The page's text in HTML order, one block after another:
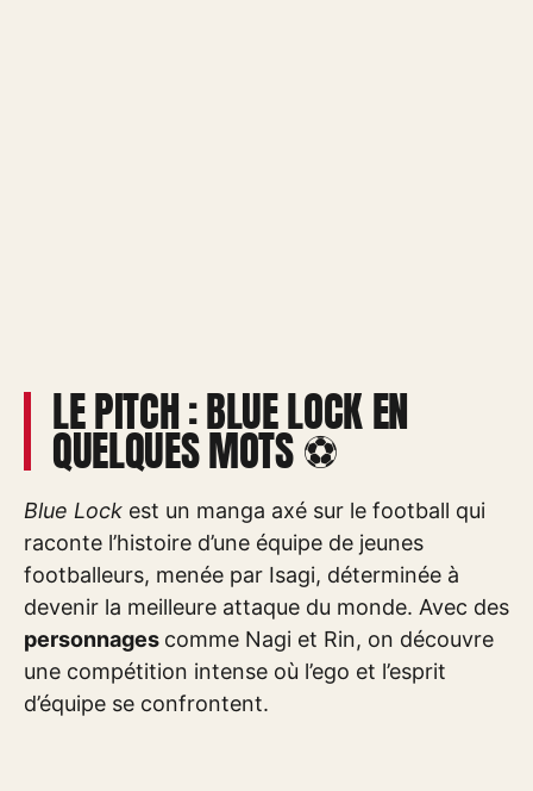
LE PITCH : BLUE LOCK EN
QUELQUES MOTS ⚽
Blue Lock est un manga axé sur le football qui
raconte l’histoire d’une équipe de jeunes
footballeurs, menée par Isagi, déterminée à
devenir la meilleure attaque du monde. Avec des
personnages comme Nagi et Rin, on découvre
une compétition intense où l’ego et l’esprit
d’équipe se confrontent.